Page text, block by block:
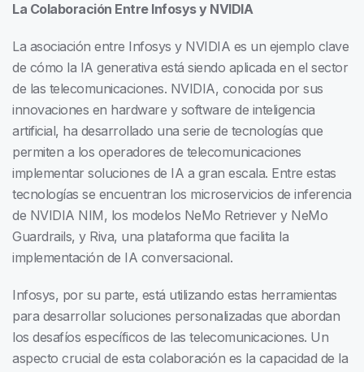
La Colaboración Entre Infosys y NVIDIA
La asociación entre Infosys y NVIDIA es un ejemplo clave
de cómo la IA generativa está siendo aplicada en el sector
de las telecomunicaciones. NVIDIA, conocida por sus
innovaciones en hardware y software de inteligencia
artificial, ha desarrollado una serie de tecnologías que
permiten a los operadores de telecomunicaciones
implementar soluciones de IA a gran escala. Entre estas
tecnologías se encuentran los microservicios de inferencia
de NVIDIA NIM, los modelos NeMo Retriever y NeMo
Guardrails, y Riva, una plataforma que facilita la
implementación de IA conversacional.
Infosys, por su parte, está utilizando estas herramientas
para desarrollar soluciones personalizadas que abordan
los desafíos específicos de las telecomunicaciones. Un
aspecto crucial de esta colaboración es la capacidad de la